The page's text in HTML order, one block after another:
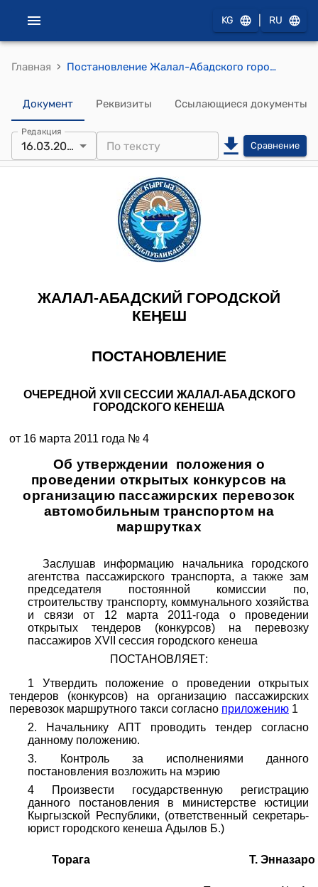
KG RU
Главная › Постановление Жалал-Абадского городского кенеша от 16 марта 2011 года № 4 "Об утверждении положения о проведении открытых конкурсов на организацию пассажирских перевозок автомобильным транспортом на маршрутках" от 16 марта 2011 года №4 (с приложениями №1)
Документ Реквизиты Ссылающиеся документы
Редакция
16.03.2011 Сравнение